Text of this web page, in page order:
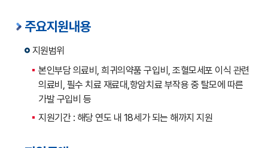
기준에
관한
표입니다
주요지원내용
지원범위
본인부담 의료비, 희귀의약품 구입비, 조혈모세포 이식 관련
의료비, 필수 치료 재료대,항암치료 부작용 중 탈모에 따른
가발 구입비 등
지원기간 : 해당 연도 내 18세가 되는 해까지 지원